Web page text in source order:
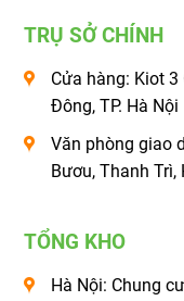
TRỤ SỞ CHÍNH
Cửa hàng: Kiot 3
Đông, TP. Hà Nội
Văn phòng giao
Bươu, Thanh Trì,
TỔNG KHO
Hà Nội: Chung